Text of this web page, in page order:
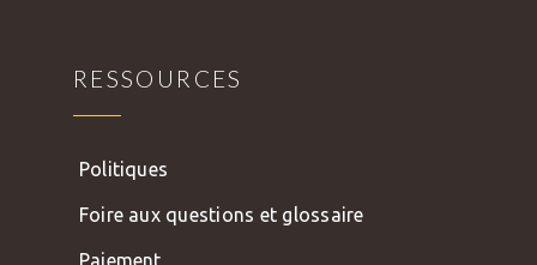
RESSOURCES
Politiques
Foire aux questions et glossaire
Paiement